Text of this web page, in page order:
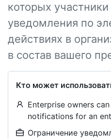
которых
уведомления по
действиях в
в состав вашего
Кто может
Enterprise owners
notifications for an
Ограничение